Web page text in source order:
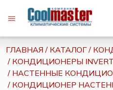
7 (747) 748-81-82
7 (7242) 27-34-34
ГЛАВНАЯ КАТАЛОГ
КОНДИЦИОНЕРЫ
НАСТЕННЫЕ
КОНДИЦИОНЕР